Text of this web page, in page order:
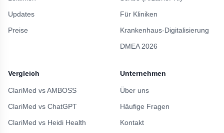
Updates
Preise
Für Kliniken
Krankenhaus-Digitalisierung
DMEA 2026
Vergleich
ClariMed vs AMBOSS
ClariMed vs ChatGPT
ClariMed vs Heidi Health
Unternehmen
Über uns
Häufige Fragen
Kontakt